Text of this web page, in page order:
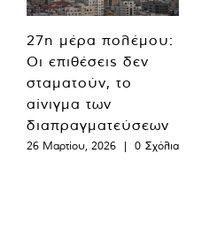
27η μέρα πολέμου:
Οι επιθέσεις δεν
σταματούν, το
αίνιγμα των
διαπραγματεύσεων
26 Μαρτίου, 2026 | 0 Σχόλια